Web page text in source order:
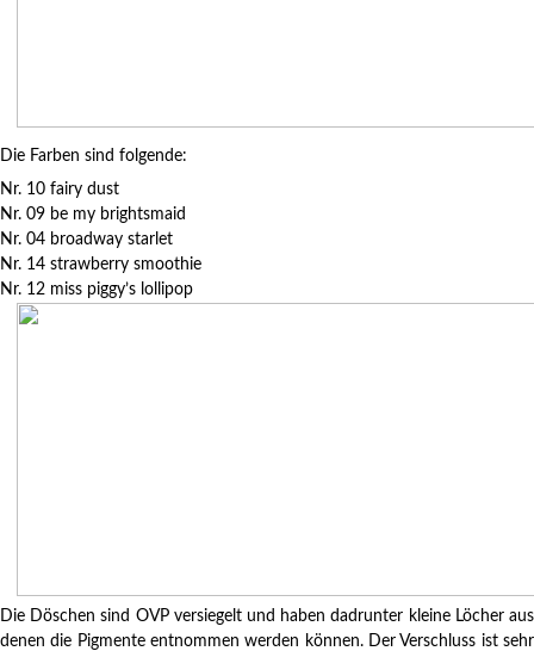
Die Farben sind folgende:
Nr. 10 fairy dust
Nr. 09 be my brightsmaid
Nr. 04 broadway starlet
Nr. 14 strawberry smoothie
Nr. 12 miss piggy’s lollipop
Die Döschen sind OVP versiegelt und haben dadrunter kleine Löcher aus
denen die Pigmente entnommen werden können. Der Verschluss ist sehr